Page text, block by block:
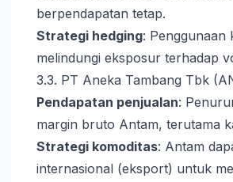
berpendapatan tetap.
Strategi hedging: Penggunaan
melindungi eksposur terhadap
3.3. PT Aneka Tambang Tbk
Pendapatan penjualan:
margin bruto Antam, terutama
Strategi komoditas: Antam
internasional (eksport) untuk